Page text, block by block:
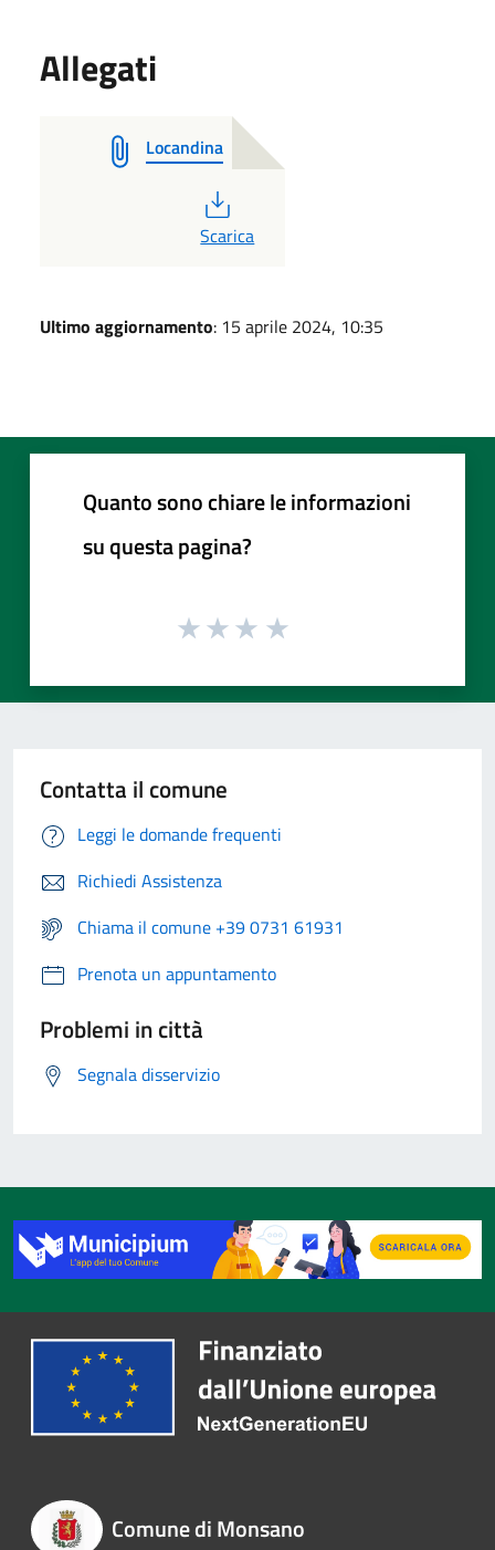
Allegati
Locandina
PDF
Scarica
Ultimo aggiornamento: 15 aprile 2024, 10:35
Quanto sono chiare le informazioni
su questa pagina?
Contatta il comune
Leggi le domande frequenti
Richiedi Assistenza
Chiama il comune +39 0731 61931
Prenota un appuntamento
Problemi in città
Segnala disservizio
Comune di Monsano